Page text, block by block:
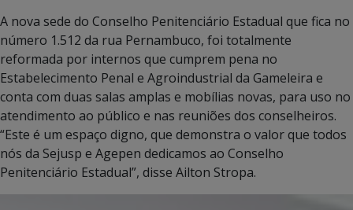
A nova sede do Conselho Penitenciário Estadual que fica no
número 1.512 da rua Pernambuco, foi totalmente
reformada por internos que cumprem pena no
Estabelecimento Penal e Agroindustrial da Gameleira e
conta com duas salas amplas e mobílias novas, para uso no
atendimento ao público e nas reuniões dos conselheiros.
“Este é um espaço digno, que demonstra o valor que todos
nós da Sejusp e Agepen dedicamos ao Conselho
Penitenciário Estadual”, disse Ailton Stropa.